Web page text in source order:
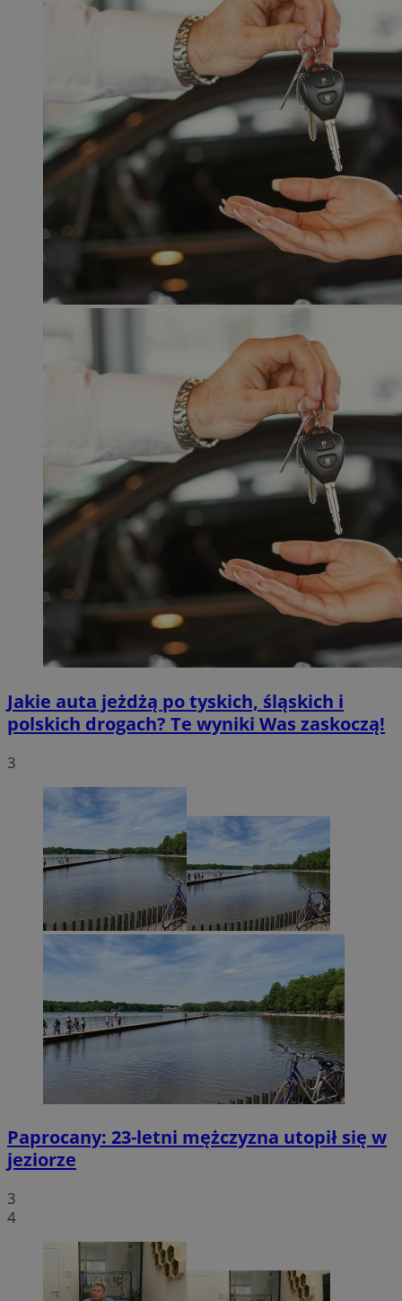
Jakie auta jeżdżą po tyskich, śląskich i
polskich drogach? Te wyniki Was zaskoczą!
3
Paprocany: 23-letni mężczyzna utopił się w
jeziorze
3
4